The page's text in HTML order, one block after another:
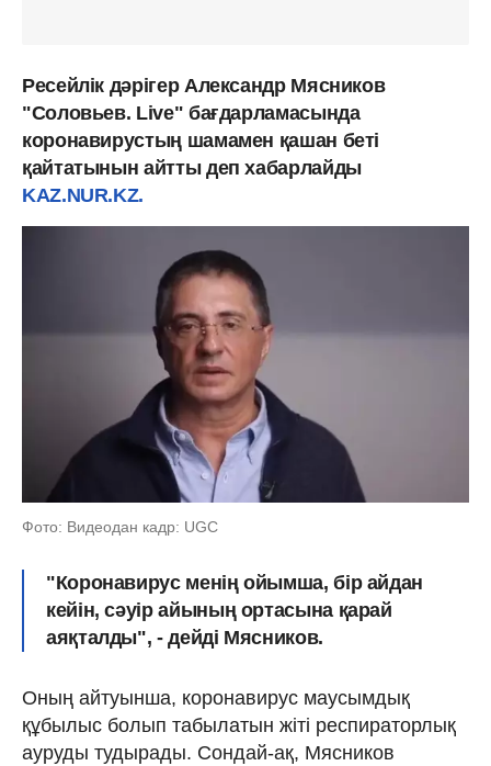
Ресейлік дәрігер Александр Мясников
"Соловьев. Live" бағдарламасында
коронавирустың шамамен қашан беті
қайтатынын айтты деп хабарлайды
KAZ.NUR.KZ.
Фото: Видеодан кадр: UGC
"Коронавирус менің ойымша, бір айдан
кейін, сәуір айының ортасына қарай
аяқталды", - дейді Мясников.
Оның айтуынша, коронавирус маусымдық
құбылыс болып табылатын жіті респираторлық
ауруды тудырады. Сондай-ақ, Мясников